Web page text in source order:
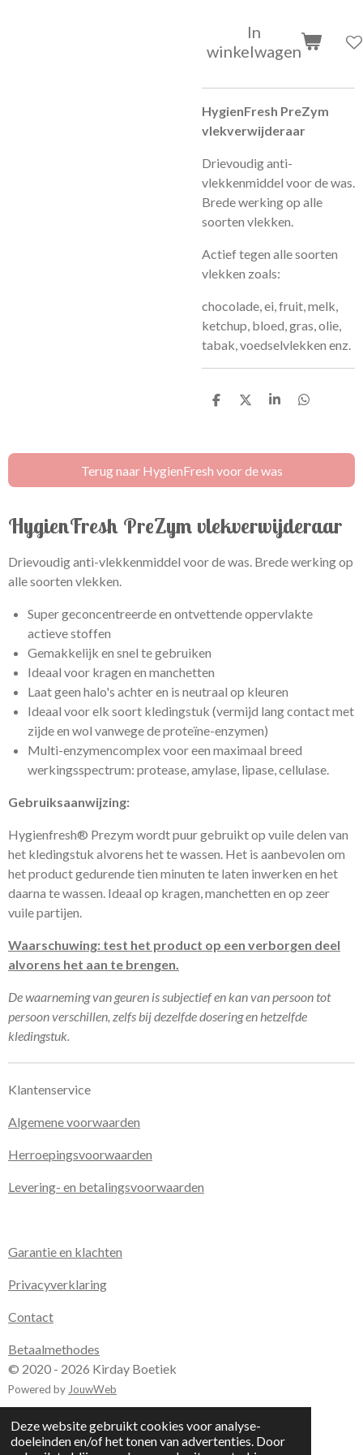
Deze website gebruikt cookies voor analyse-
doeleinden en/of het tonen van advertenties. Door
In
winkelwagen
HygienFresh PreZym
vlekverwijderaar
Drievoudig anti-
vlekkenmiddel voor de was.
Brede werking op alle
soorten vlekken.
Actief tegen alle soorten
vlekken zoals:
chocolade, ei, fruit, melk,
ketchup, bloed, gras, olie,
tabak, voedselvlekken enz.
D
n
D
S
e
D
n
Terug naar HygienFresh voor de was
HygienFresh PreZym vlekverwijderaar
Drievoudig anti-vlekkenmiddel voor de was. Brede werking op
alle soorten vlekken.
Super geconcentreerde en ontvettende oppervlakte
actieve stoffen
Gemakkelijk en snel te gebruiken
Ideaal voor kragen en manchetten
Laat geen halo's achter en is neutraal op kleuren
Ideaal voor elk soort kledingstuk (vermijd lang contact met
zijde en wol vanwege de proteïne-enzymen)
Multi-enzymencomplex voor een maximaal breed
werkingsspectrum: protease, amylase, lipase, cellulase.
Gebruiksaanwijzing:
Hygienfresh® Prezym wordt puur gebruikt op vuile delen van
het kledingstuk alvorens het te wassen. Het is aanbevolen om
het product gedurende tien minuten te laten inwerken en het
daarna te wassen. Ideaal op kragen, manchetten en op zeer
vuile partijen.
Waarschuwing: test het product op een verborgen deel
alvorens het aan te brengen.
De waarneming van geuren is subjectief en kan van persoon tot
persoon verschillen, zelfs bij dezelfde dosering en hetzelfde
kledingstuk.
Klantenservice
Algemene voorwaarden
Herroepingsvoorwaarden
Levering- en betalingsvoorwaarden
Garantie en klachten
Privacyverklaring
Contact
Betaalmethodes
© 2020 - 2026 Kirday Boetiek
Powered by JouwWeb